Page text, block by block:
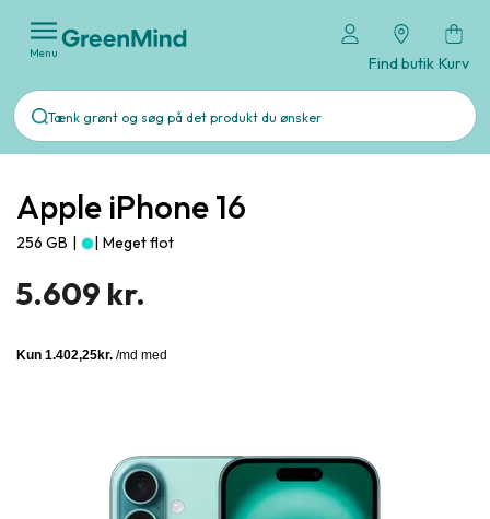
Menu
Find butik Kurv
Apple iPhone 16
256 GB | | Meget flot
5.609 kr.